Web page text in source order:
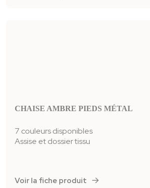
CHAISE AMBRE PIEDS MÉTAL
7 couleurs disponibles
Assise et dossier tissu
Voir la fiche produit